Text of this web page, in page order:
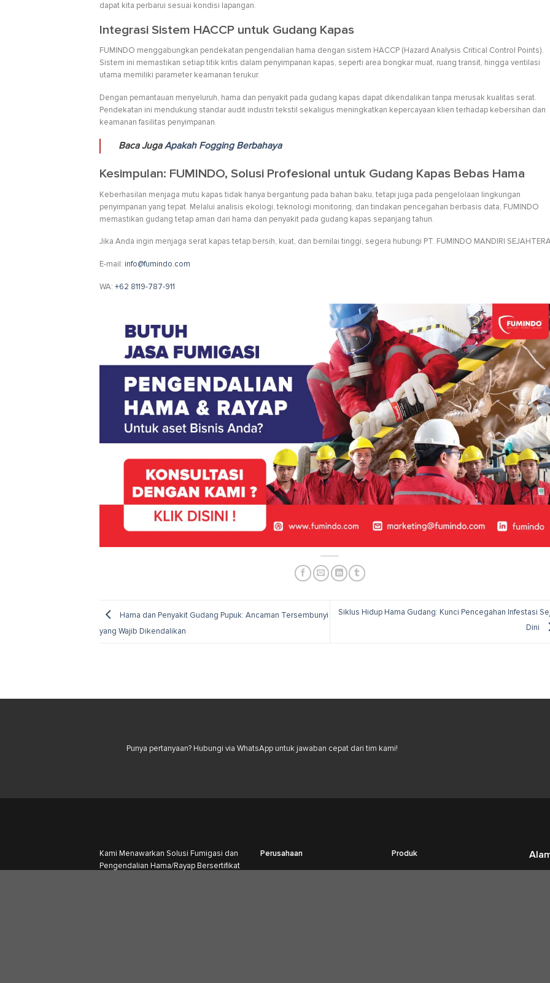
dapat kita perbarui sesuai kondisi lapangan.
Integrasi Sistem HACCP untuk Gudang Kapas
FUMINDO menggabungkan pendekatan pengendalian hama dengan sistem HACCP (Hazard Analysis Critical Control Points).
Sistem ini memastikan setiap titik kritis dalam penyimpanan kapas, seperti area bongkar muat, ruang transit, hingga ventilasi
utama memiliki parameter keamanan terukur.
Dengan pemantauan menyeluruh, hama dan penyakit pada gudang kapas dapat dikendalikan tanpa merusak kualitas serat.
Pendekatan ini mendukung standar audit industri tekstil sekaligus meningkatkan kepercayaan klien terhadap kebersihan dan
keamanan fasilitas penyimpanan.
Baca JugaApakah Fogging Berbahaya
Kesimpulan: FUMINDO, Solusi Profesional untuk Gudang Kapas Bebas Hama
Keberhasilan menjaga mutu kapas tidak hanya bergantung pada bahan baku, tetapi juga pada pengelolaan lingkungan
penyimpanan yang tepat. Melalui analisis ekologi, teknologi monitoring, dan tindakan pencegahan berbasis data, FUMINDO
memastikan gudang tetap aman dari hama dan penyakit pada gudang kapas sepanjang tahun.
Jika Anda ingin menjaga serat kapas tetap bersih, kuat, dan bernilai tinggi, segera hubungi PT. FUMINDO MANDIRI
E-mail: info@fumindo.com
WA: +62 8119-787-911
Hama dan Penyakit Gudang Pupuk: Ancaman Tersembunyi
yang Wajib Dikendalikan
Siklus Hidup Hama Gudang: Kunci Pencegahan Infestasi
Dini
Punya pertanyaan? Hubungi via WhatsApp untuk jawaban cepat dari tim kami!
Kami Menawarkan Solusi Fumigasi dan
Pengendalian Hama/Rayap Bersertifikat
Perusahaan Produk